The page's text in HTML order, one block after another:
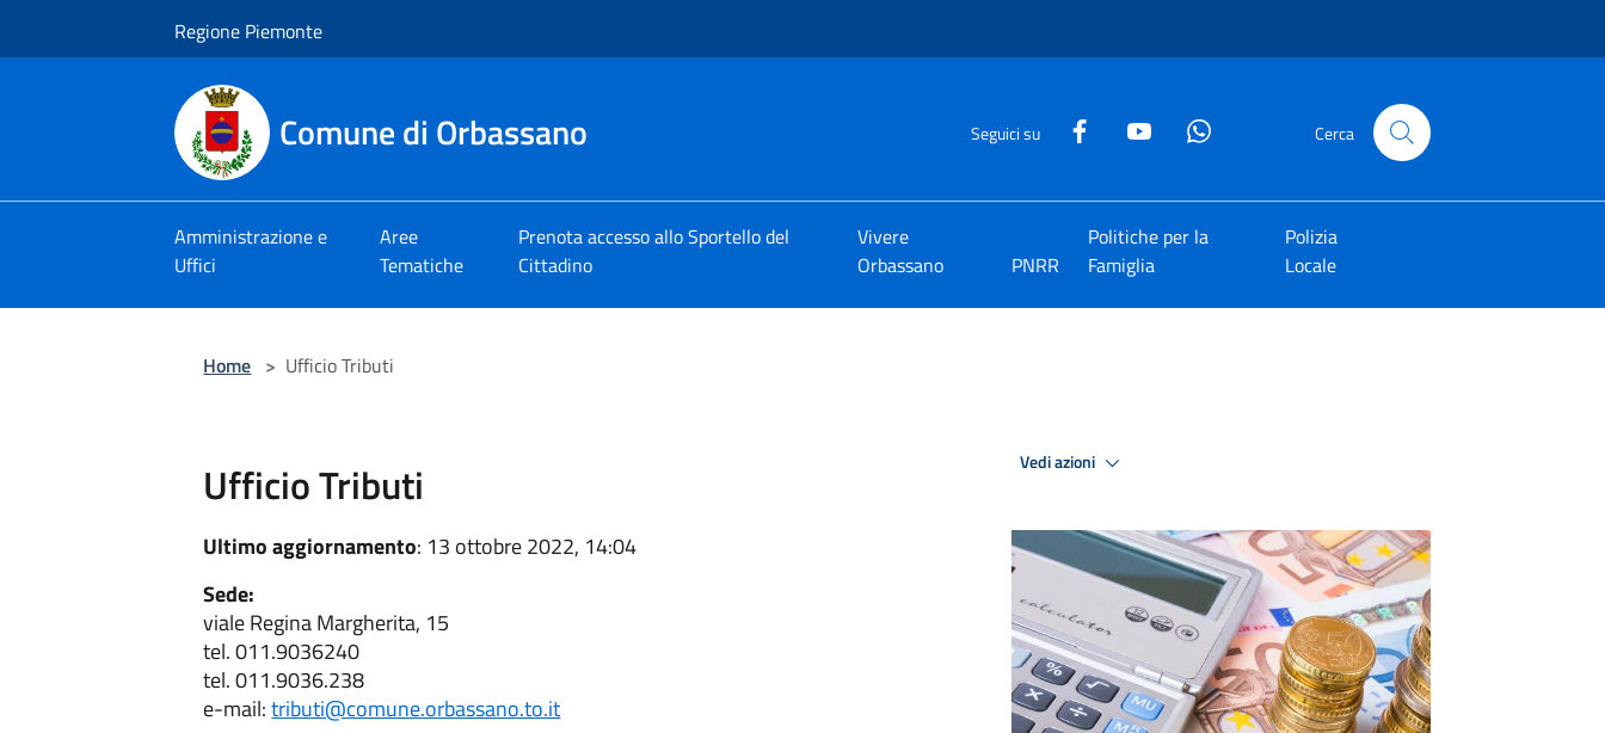
Regione Piemonte
Comune di Orbassano Seguici su Cerca
Amministrazione e
Uffici
Aree
Tematiche
Prenota accesso allo Sportello del
Cittadino
Vivere
Orbassano
PNRR
Politiche per la
Famiglia
Polizia
Locale
Home > Ufficio Tributi
Ufficio Tributi
Ultimo aggiornamento: 13 ottobre 2022, 14:04
Sede:
viale Regina Margherita, 15
tel. 011.9036240
tel. 011.9036.238
e-mail:tributi@comune.orbassano.to.it
Vedi azioni